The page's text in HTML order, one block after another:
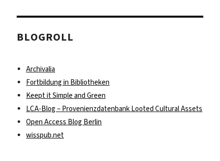
BLOGROLL
Archivalia
Fortbildung in Bibliotheken
Keept it Simple and Green
LCA-Blog – Provenienzdatenbank Looted Cultural Assets
Open Access Blog Berlin
wisspub.net